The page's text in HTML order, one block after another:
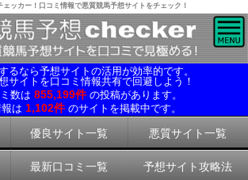
ェッカー！口コミ情報で悪質競馬予想サイトをチェック！
るなら予想サイトの活用が効率的です。
サイトを口コミ情報共有で回避しよう！
数は 855,199件 の投稿があります。
は 1,102件 のサイトを掲載中です。
優良サイト一覧 悪質サイト一覧
最新口コミ一覧 予想サイト攻略法